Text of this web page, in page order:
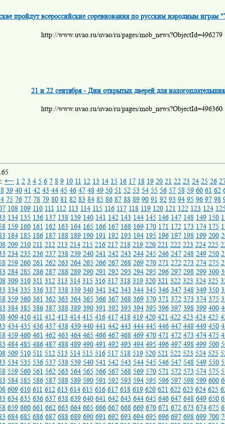
пройдут всероссийские соревнования по русским народным играм
http://www.uvao.ru/uvao/ru/pages/mob_news?ObjectId=496279
21 и 22 сентября - Дни открытых дверей для
http://www.uvao.ru/uvao/ru/pages/mob_news?ObjectId=496360
← 1 2 3 4 5 6 7 8 9 10 11 12 13 14 15 16 17 18 19 20 21 22 23 24 25 26
39 40 41 42 43 44 45 46 47 48 49 50 51 52 53 54 55 56 57 58 59 60 61 62
75 76 77 78 79 80 81 82 83 84 85 86 87 88 89 90 91 92 93 94 95 96 97 98
108 109 110 111 112 113 114 115 116 117 118 119 120 121 122 123 124
134 135 136 137 138 139 140 141 142 143 144 145 146 147 148 149 150
159 160 161 162 163 164 165 166 167 168 169 170 171 172 173 174 175
184 185 186 187 188 189 190 191 192 193 194 195 196 197 198 199 200
209 210 211 212 213 214 215 216 217 218 219 220 221 222 223 224 225
234 235 236 237 238 239 240 241 242 243 244 245 246 247 248 249 250
259 260 261 262 263 264 265 266 267 268 269 270 271 272 273 274 275
284 285 286 287 288 289 290 291 292 293 294 295 296 297 298 299 300
309 310 311 312 313 314 315 316 317 318 319 320 321 322 323 324 325
334 335 336 337 338 339 340 341 342 343 344 345 346 347 348 349 350
359 360 361 362 363 364 365 366 367 368 369 370 371 372 373 374 375
384 385 386 387 388 389 390 391 392 393 394 395 396 397 398 399 400
409 410 411 412 413 414 415 416 417 418 419 420 421 422 423 424 425
434 435 436 437 438 439 440 441 442 443 444 445 446 447 448 449 450
459 460 461 462 463 464 465 466 467 468 469 470 471 472 473 474 475
484 485 486 487 488 489 490 491 492 493 494 495 496 497 498 499 500
509 510 511 512 513 514 515 516 517 518 519 520 521 522 523 524 525
534 535 536 537 538 539 540 541 542 543 544 545 546 547 548 549 550
559 560 561 562 563 564 565 566 567 568 569 570 571 572 573 574 575
584 585 586 587 588 589 590 591 592 593 594 595 596 597 598 599 600
609 610 611 612 613 614 615 616 617 618 619 620 621 622 623 624 625
634 635 636 637 638 639 640 641 642 643 644 645 646 647 648 649 650
659 660 661 662 663 664 665 666 667 668 669 670 671 672 673 674 675
684 685 686 687 688 689 690 691 692 693 694 695 696 697 698 699 700